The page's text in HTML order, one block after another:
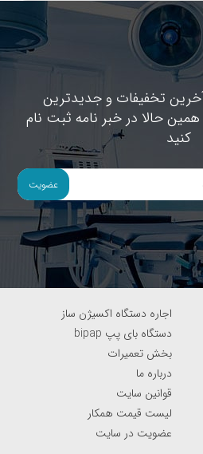
تخفیفات و جدیدترین
حالا در خبر نامه ثبت نام
کنید
عضویت
اجاره دستگاه اکسیژن ساز
دستگاه بای پپ bipap
بخش تعمیرات
درباره ما
قوانین سایت
لیست قیمت همکار
عضویت در سایت